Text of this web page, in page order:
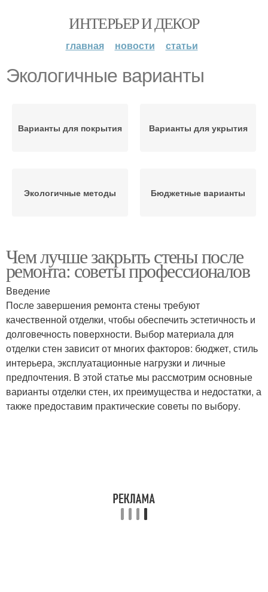
ИНТЕРЬЕР И ДЕКОР
главная новости статьи
Экологичные варианты
Варианты для покрытия Варианты для укрытия
Экологичные методы Бюджетные варианты
Чем лучше закрыть стены после
ремонта: советы профессионалов
Введение
После завершения ремонта стены требуют
качественной отделки, чтобы обеспечить эстетичность и
долговечность поверхности. Выбор материала для
отделки стен зависит от многих факторов: бюджет, стиль
интерьера, эксплуатационные нагрузки и личные
предпочтения. В этой статье мы рассмотрим основные
варианты отделки стен, их преимущества и недостатки, а
также предоставим практические советы по выбору.